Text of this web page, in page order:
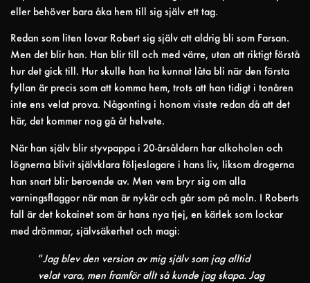
eller behöver bara åka hem till sig själv ett tag.
Redan som liten lovar Robert sig själv att aldrig bli som Farsan.
Men det blir han. Han blir till och med värre, utan att riktigt förstå
hur det gick till. Hur skulle han ha kunnat låta bli när den första
fyllan är precis som att komma hem, trots att han tidigt i tonåren
inte ens velat prova. Någonting i honom visste redan då att det
här, det kommer nog gå åt helvete.
När han själv blir styvpappa i 20-årsåldern har alkoholen och
lögnerna blivit självklara följeslagare i hans liv, liksom drogerna
han snart blir beroende av. Men vem bryr sig om alla
varningsflaggor när man är nykär och går som på moln. I Roberts
fall är det kokainet som är hans nya tjej, en kärlek som lockar
med drömmar, självsäkerhet och magi:
“Jag blev den version av mig själv som jag alltid
velat vara, men framför allt så kunde jag skapa. Jag